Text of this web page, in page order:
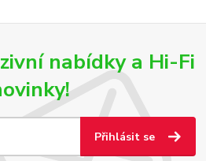
nabídky a Hi-Fi
Přihlásit se